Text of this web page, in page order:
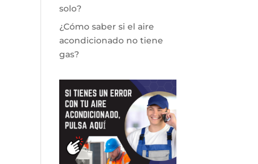
solo?
¿Cómo saber si el aire
acondicionado no tiene
gas?